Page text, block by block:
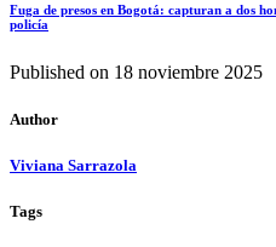
Fuga de presos en Bogotá: capturan a dos
policía
Published on 18 noviembre 2025
Author
Viviana Sarrazola
Tags